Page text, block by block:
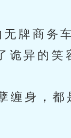
牌商务车
诡异的笑
身，都